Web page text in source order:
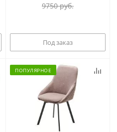
9750руб.
Под заказ
ПОПУЛЯРНОЕ